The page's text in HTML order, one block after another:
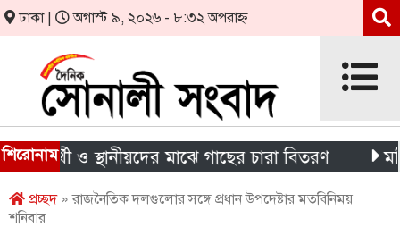
ঢাকা | অগাস্ট ৯, ২০২৬ - ৮:৩২ অপরাহ্ন
শিরোনামও স্থানীয়দের মাঝে গাছের চারা বিতরণ
প্রচ্ছদ» রাজনৈতিক দলগুলোর সঙ্গে প্রধান উপদেষ্টার মতবিনিময়
শনিবার